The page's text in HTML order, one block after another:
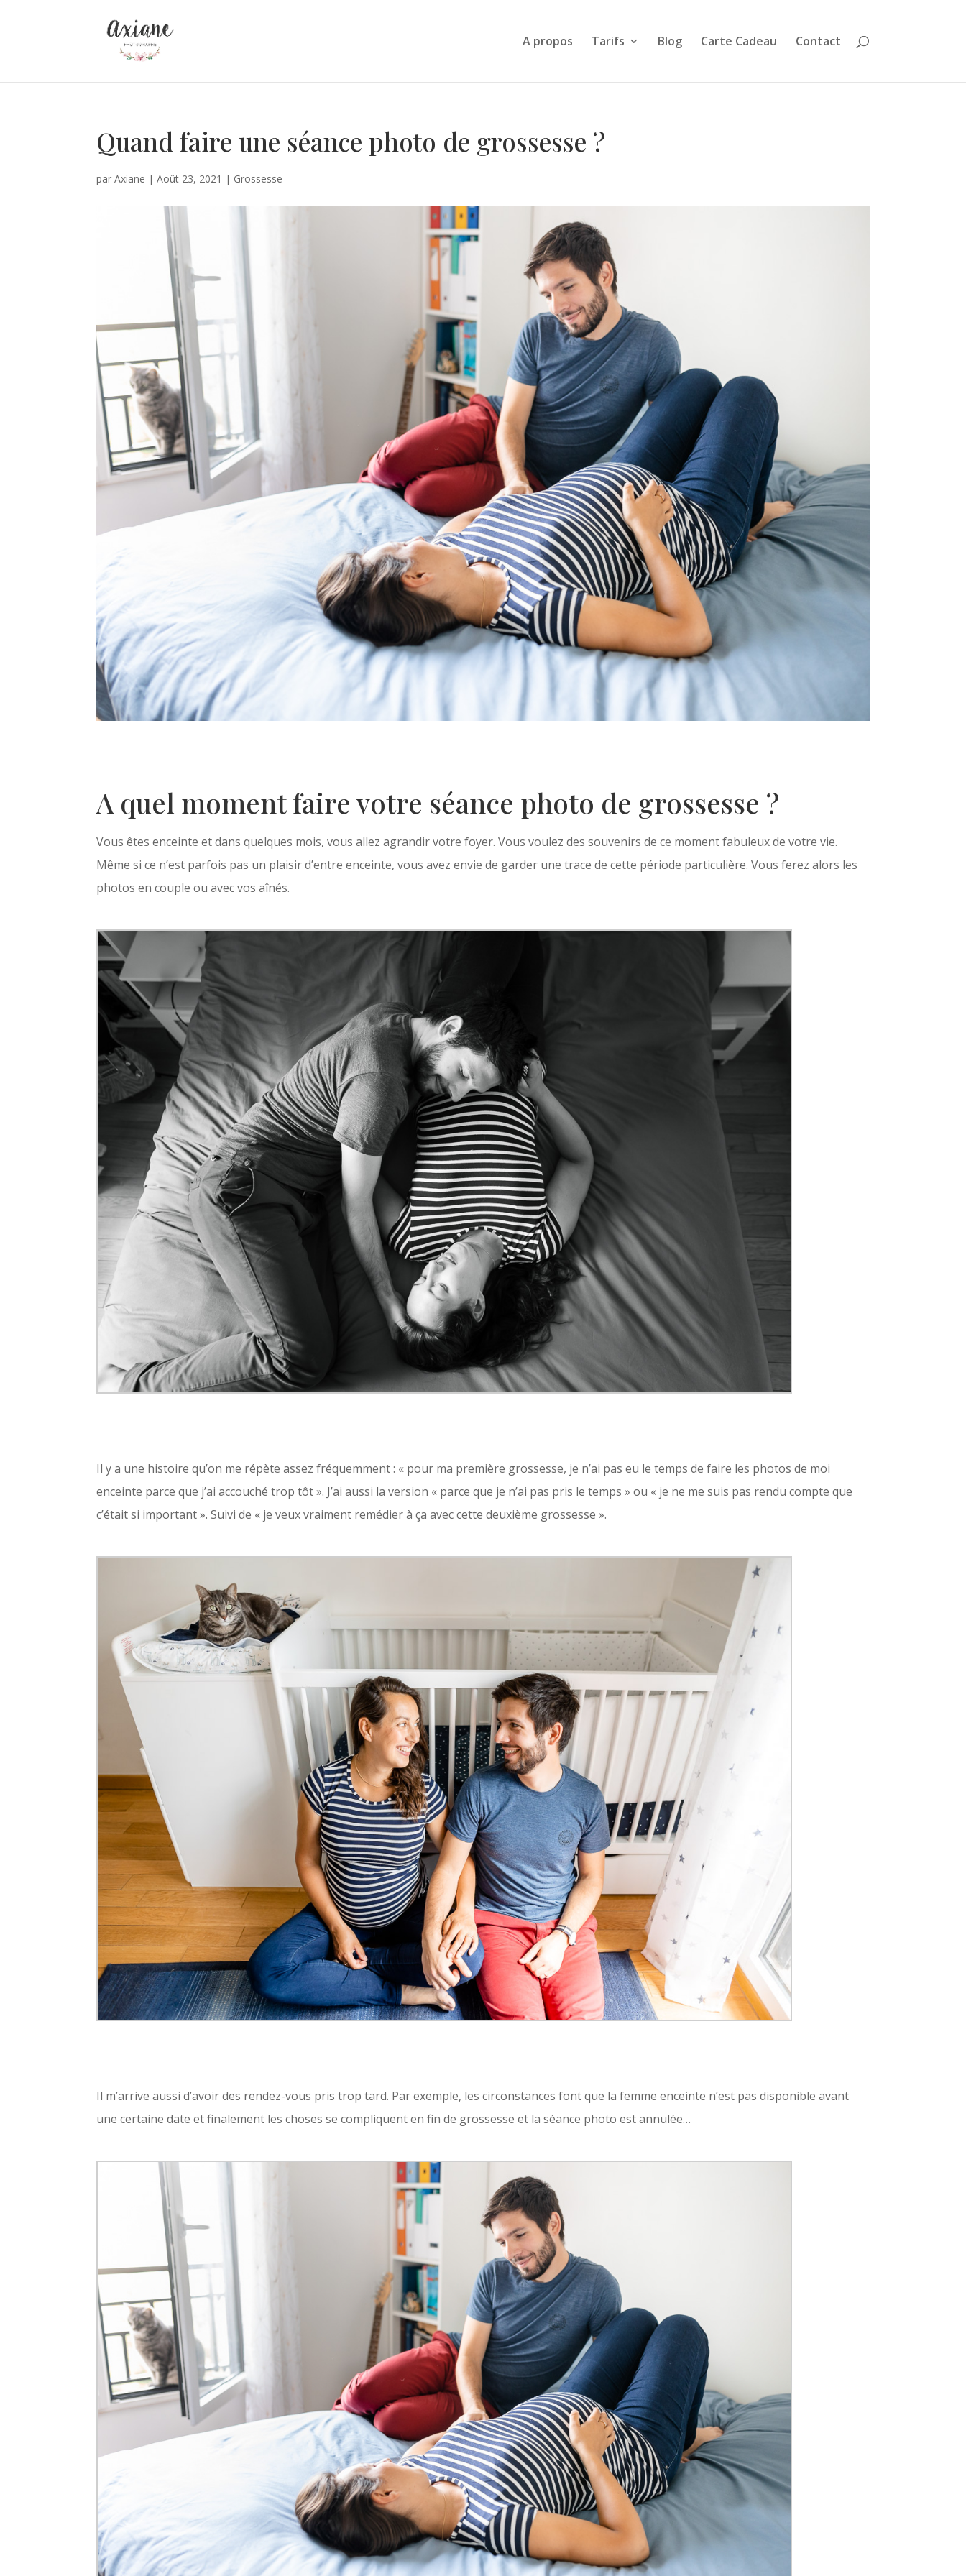
A propos Tarifs Blog Carte Cadeau Contact
Quand faire une séance photo de grossesse ?
parAxiane |Août 23, 2021 | Grossesse
A quel moment faire votre séance photo de grossesse ?
Vous êtes enceinte et dans quelques mois, vous allez agrandir votre foyer. Vous voulez des souvenirs de ce moment fabuleux de votre vie.
Même si ce n’est parfois pas un plaisir d’entre enceinte, vous avez envie de garder une trace de cette période particulière. Vous ferez alors les
photos en couple ou avec vos aînés.
Il y a une histoire qu’on me répète assez fréquemment : « pour ma première grossesse, je n’ai pas eu le temps de faire les photos de moi
enceinte parce que j’ai accouché trop tôt ». J’ai aussi la version « parce que je n’ai pas pris le temps » ou « je ne me suis pas rendu compte que
c’était si important ». Suivi de « je veux vraiment remédier à ça avec cette deuxième grossesse ».
Il m’arrive aussi d’avoir des rendez-vous pris trop tard. Par exemple, les circonstances font que la femme enceinte n’est pas disponible avant
une certaine date et finalement les choses se compliquent en fin de grossesse et la séance photo est annulée…